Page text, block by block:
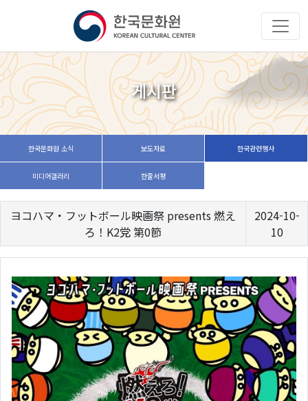
게시판
한국문화원 소식 보도자료 한국관련행사
미디어갤러리 한줄서평
ヨコハマ・フットボール映画祭 presents 燃え
ろ！K2党 第0節
2024-10-
10